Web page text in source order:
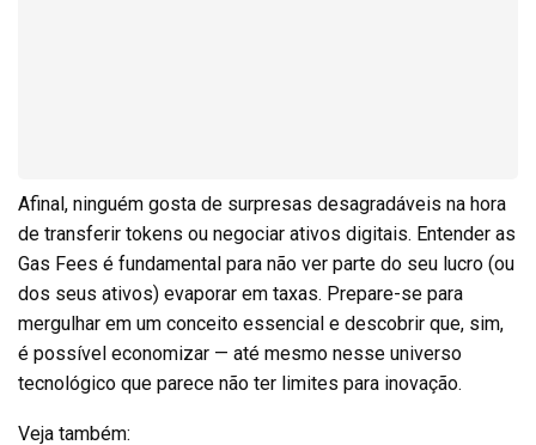
Afinal, ninguém gosta de surpresas desagradáveis na hora
de transferir tokens ou negociar ativos digitais. Entender as
Gas Fees é fundamental para não ver parte do seu lucro (ou
dos seus ativos) evaporar em taxas. Prepare-se para
mergulhar em um conceito essencial e descobrir que, sim,
é possível economizar — até mesmo nesse universo
tecnológico que parece não ter limites para inovação.
Veja também: